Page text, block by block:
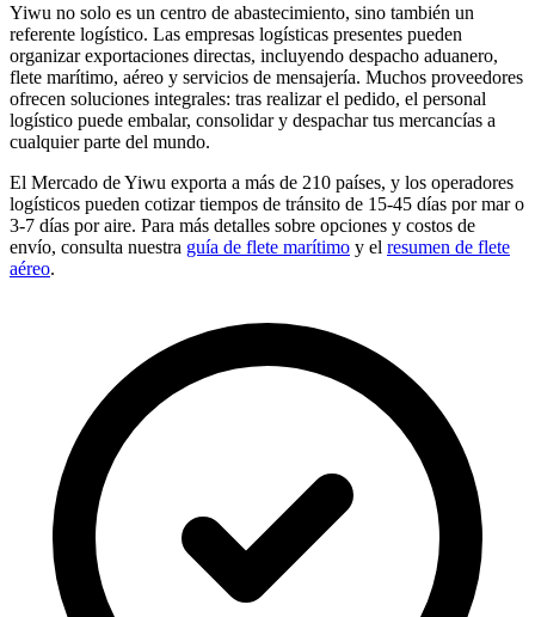
Yiwu no solo es un centro de abastecimiento, sino también un
referente logístico. Las empresas logísticas presentes pueden
organizar exportaciones directas, incluyendo despacho aduanero,
flete marítimo, aéreo y servicios de mensajería. Muchos proveedores
ofrecen soluciones integrales: tras realizar el pedido, el personal
logístico puede embalar, consolidar y despachar tus mercancías a
cualquier parte del mundo.
El Mercado de Yiwu exporta a más de 210 países, y los operadores
logísticos pueden cotizar tiempos de tránsito de 15-45 días por mar o
3-7 días por aire. Para más detalles sobre opciones y costos de
envío, consulta nuestra guía de flete marítimo y el resumen de flete
aéreo.